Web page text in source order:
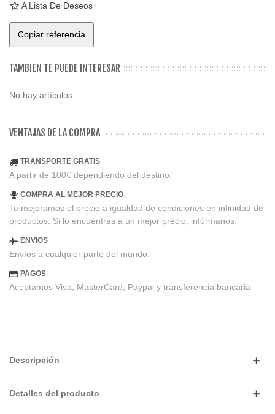
A Lista De Deseos
Copiar referencia
TAMBIEN TE PUEDE INTERESAR
No hay artículos
VENTAJAS DE LA COMPRA
TRANSPORTE GRATIS
A partir de 100€ dependiendo del destino.
COMPRA AL MEJOR PRECIO
Te mejoramos el precio a igualdad de condiciones en infinidad de
productos. Si lo encuentras a un mejor precio, infórmanos.
ENVIOS
Envíos a cualquier parte del mundo.
PAGOS
Aceptamos Visa, MasterCard, Paypal y transferencia bancaria
Descripción
Detalles del producto